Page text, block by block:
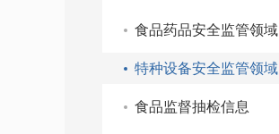
食品药品安全监管领域
特种设备安全监管领域
食品监督抽检信息